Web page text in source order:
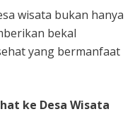
wisata bukan hanya
bekal
yang bermanfaat
ke Desa Wisata